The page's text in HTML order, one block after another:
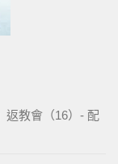
返教會（16）- 配